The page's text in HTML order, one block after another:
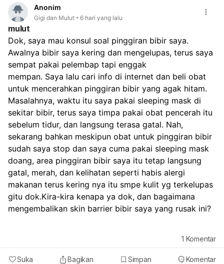
Anonim
Gigi dan Mulut 6 hari yang lalu
mulut
Dok, saya mau konsul soal pinggiran bibir saya.
Awalnya bibir saya kering dan mengelupas, terus saya
sempat pakai pelembap tapi enggak
mempan. Saya lalu cari info di internet dan beli obat
untuk mencerahkan pinggiran bibir yang agak hitam.
Masalahnya, waktu itu saya pakai sleeping mask di
sekitar bibir, terus saya timpa pakai obat pencerah itu
sebelum tidur, dan langsung terasa gatal. Nah,
sekarang bahkan meskipun obat untuk pinggiran bibir
sudah saya stop dan saya cuma pakai sleeping mask
doang, area pinggiran bibir saya itu tetap langsung
gatal, merah, dan kelihatan seperti habis alergi
makanan terus kering nya itu smpe kulit yg terkelupas
gitu dok.Kira-kira kenapa ya dok, dan bagaimana
mengembalikan skin barrier bibir saya yang rusak ini?
Suka Bagikan Simpan Komentar
1 Komentar